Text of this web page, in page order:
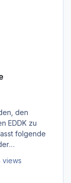
den
EDDK zu
folgende
sollte
views